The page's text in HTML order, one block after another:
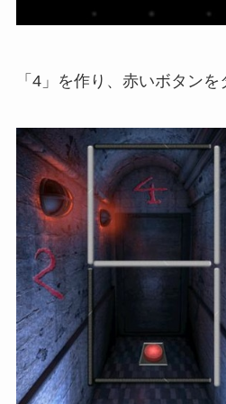
「4」を作り、赤いボタンを